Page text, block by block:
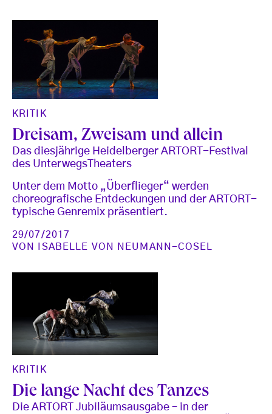
KRITIK
Dreisam, Zweisam und allein
Das diesjährige Heidelberger ARTORT-Festival
des UnterwegsTheaters
Unter dem Motto „Überflieger“ werden
choreografische Entdeckungen und der ARTORT-
typische Genremix präsentiert.
29/07/2017
VON
ISABELLE VON NEUMANN-COSEL
KRITIK
Die lange Nacht des Tanzes
Die ARTORT Jubiläumsausgabe – in der